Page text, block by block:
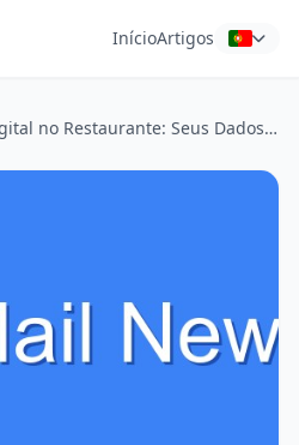
InícioArtigos
Cardápio Digital no Restaurante: Seus Dados em Troca de um Prato? A Era do E-mail Temporário Chegou!